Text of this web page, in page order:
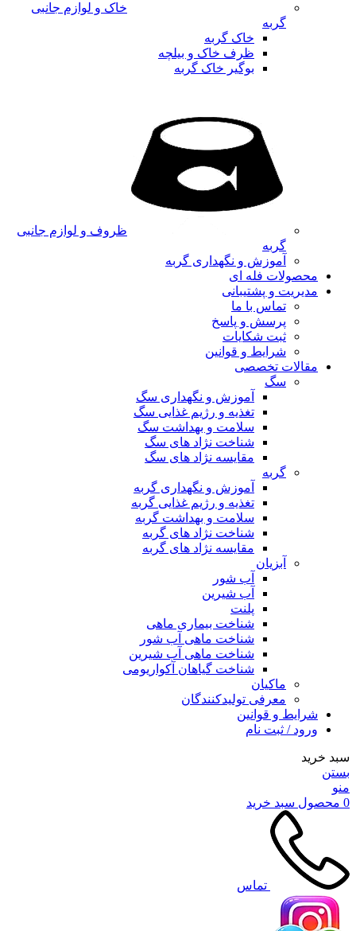
خاک و لوازم جانبی
گربه
خاک گربه
ظرف خاک و بیلچه
بوگیر خاک گربه
ظروف و لوازم جانبی
گربه
آموزش و نگهداری گربه
محصولات فله ای
مدیریت و پشتیبانی
تماس با ما
پرسش و پاسخ
ثبت شکایات
شرایط و قوانین
مقالات تخصصی
سگ
آموزش و نگهداری سگ
تغذیه و رژیم غذایی سگ
سلامت و بهداشت سگ
شناخت نژاد های سگ
مقایسه نژاد های سگ
گربه
آموزش و نگهداری گربه
تغذیه و رژیم غذایی گربه
سلامت و بهداشت گربه
شناخت نژاد های گربه
مقایسه نژاد های گربه
آبزیان
آب شور
آب شیرین
پلنت
شناخت بیماری ماهی
شناخت ماهی آب شور
شناخت ماهی آب شیرین
شناخت گیاهان آکواریومی
ماکیان
معرفی تولیدکنندگان
شرایط و قوانین
ورود / ثبت نام
سبد خرید
بستن
منو
0 محصول سبد خرید
تماس